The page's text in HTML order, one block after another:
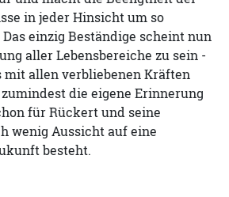
in jeder Hinsicht um so
einzig Beständige scheint nun
aller Lebensbereiche zu sein -
mit allen verbliebenen Kräften
die eigene Erinnerung
für Rückert und seine
wenig Aussicht auf eine
besteht.